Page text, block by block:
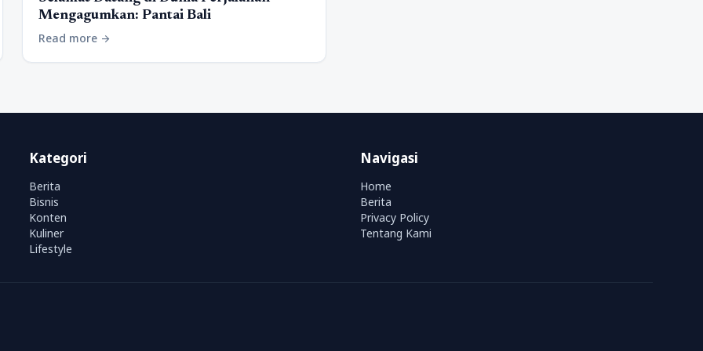
Mengagumkan: Pantai Bali
Read more arrow_forward
Kategori
Berita
Bisnis
Konten
Kuliner
Lifestyle
Navigasi
Home
Berita
Privacy Policy
Tentang Kami